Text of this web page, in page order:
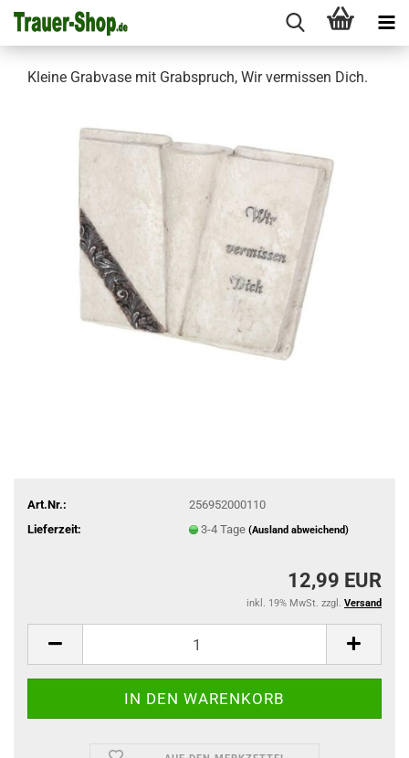
Kleine Grabvase mit Grabspruch, Wir vermissen Dich.
Art.Nr.:
256952000110
Lieferzeit:
3-4 Tage (Ausland abweichend)
12,99 EUR
inkl. 19% MwSt. zzgl. Versand